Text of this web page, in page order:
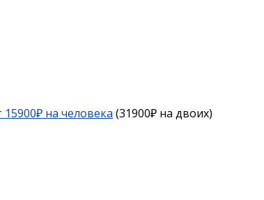
на человека (31900₽ на двоих)